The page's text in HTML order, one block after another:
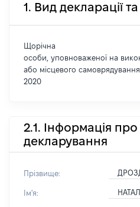
1. Вид декларації
Щорічна
особи, уповноваженої на
або місцевого
2020
2.1. Інформація про
декларування
Прізвище:
Ім'я: